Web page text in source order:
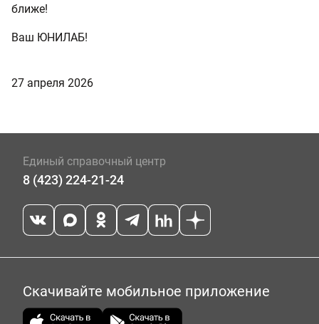
ближе!
Ваш ЮНИЛАБ!
27 апреля 2026
Единый справочный центр
8 (423) 224-21-24
Скачивайте мобильное приложение